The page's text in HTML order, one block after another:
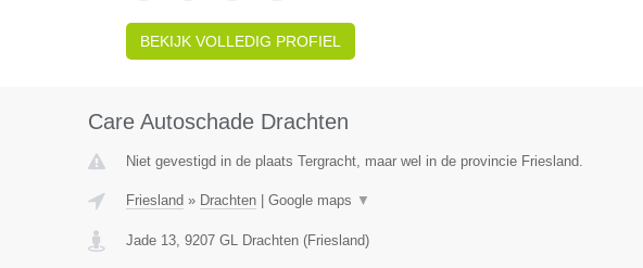
BEKIJK VOLLEDIG PROFIEL
Care Autoschade Drachten
Niet gevestigd in de plaats Tergracht, maar wel in de provincie Friesland.
Friesland » Drachten| Google maps ▼
Jade 13, 9207 GL Drachten(Friesland)